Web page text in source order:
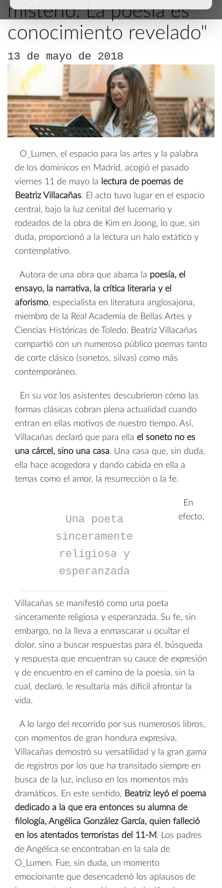
misterio. La poesía es
conocimiento revelado"
13 de mayo de 2018
O_Lumen, el espacio para las artes y la palabra
de los dominicos en Madrid, acogió el pasado
viernes 11 de mayo la
lectura de poemas de
Beatriz Villacañas. El acto tuvo lugar en el espacio
central, bajo la luz cenital del lucernario y
rodeados de la obra de Kim en Joong, lo que, sin
duda, proporcionó a la lectura un halo extático y
contemplativo.
Autora de una obra que abarca la poesía, el
ensayo, la narrativa, la crítica literaria y el
aforismo, especialista en literatura anglosajona,
miembro de la Real Academia de Bellas Artes y
Ciencias Históricas de Toledo, Beatriz Villacañas
compartió con un numeroso público poemas tanto
de corte clásico (sonetos, silvas) como más
contemporáneo.
En su voz los asistentes descubrieron cómo las
formas clásicas cobran plena actualidad cuando
entran en ellas motivos de nuestro tiempo. Así,
Villacañas declaró que para ella el soneto no es
una cárcel, sino una casa. Una casa que, sin duda,
ella hace acogedora y dando cabida en ella a
temas como el amor, la resurrección o la fe.
Una poeta
sinceramente
religiosa y
esperanzada
En
efecto,
Villacañas se manifestó como una poeta
sinceramente religiosa y esperanzada. Su fe, sin
embargo, no la lleva a enmascarar u ocultar el
dolor, sino a buscar respuestas para él, búsqueda
y respuesta que encuentran su cauce de expresión
y de encuentro en el camino de la poesía, sin la
cual, declaró, le resultaría más difícil afrontar la
vida.
A lo largo del recorrido por sus numerosos libros,
con momentos de gran hondura expresiva,
Villacañas demostró su versatilidad y la gran gama
de registros por los que ha transitado siempre en
busca de la luz, incluso en los momentos más
dramáticos. En este sentido, Beatriz leyó el poema
dedicado a la que era entonces su alumna de
filología, Angélica González García, quien falleció
en los atentados terroristas del 11-M. Los padres
de Angélica se encontraban en la sala de
O_Lumen. Fue, sin duda, un momento
emocionante que desencadenó los aplausos de